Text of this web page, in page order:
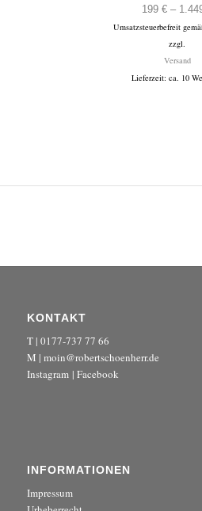
199 € –
Umsatzsteuerbefreit
zzgl.
Versand
Lieferzeit: ca. 10
KONTAKT
T | 0177-737 77 66
M | moin@robertschoenherr.de
Instagram| Facebook
INFORMATIONEN
Impressum